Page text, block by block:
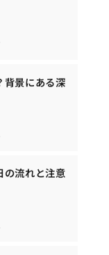
背景にある深
の流れと注意